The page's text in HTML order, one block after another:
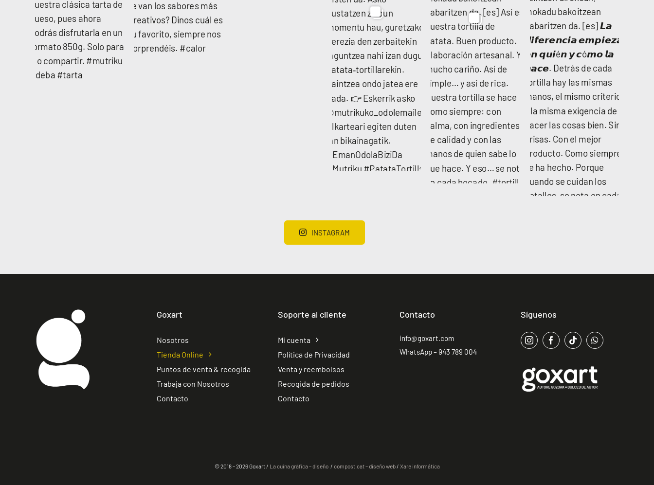
INSTAGRAM
Goxart
Nosotros
Tienda Online
Puntos de venta & recogida
Trabaja con Nosotros
Contacto
Soporte al cliente
Mi cuenta
Política de Privacidad
Venta y reembolsos
Recogida de pedidos
Contacto
Contacto
info@goxart.com
WhatsApp – 943 789 004
Síguenos
© 2018 – 2026 Goxart / La cuina gràfica – diseño / compost.cat – diseño web/ Xare informática